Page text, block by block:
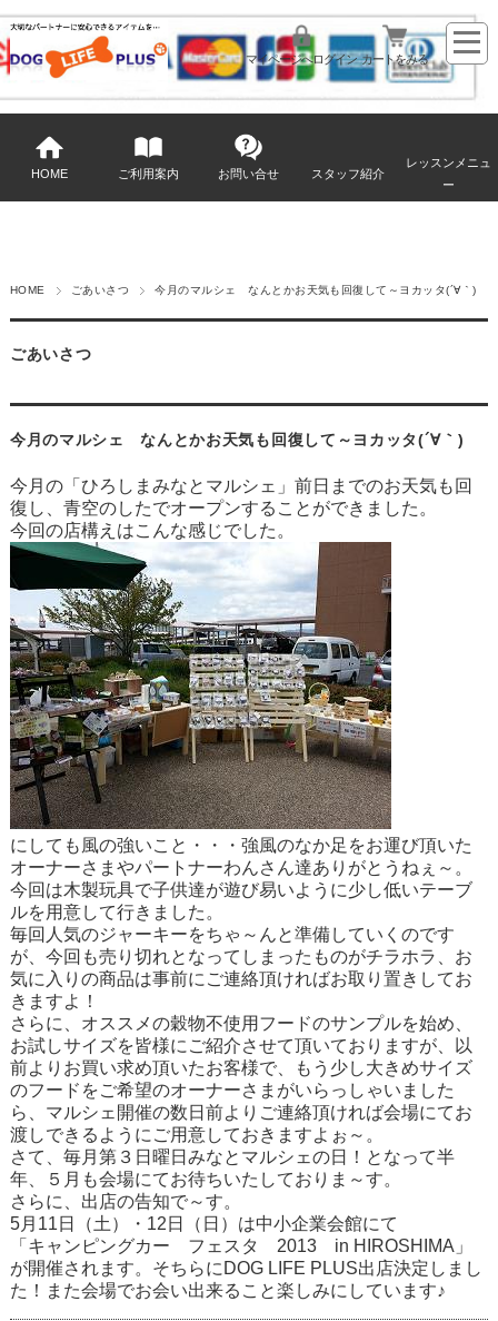
マイページへログイン カートをみる
HOME ご利用案内 お問い合せ スタッフ紹介
レッスンメニュ
ー
HOME ごあいさつ 今月のマルシェ なんとかお天気も回復して～ヨカッタ(´∀｀)
ごあいさつ
今月のマルシェ なんとかお天気も回復して～ヨカッタ(´∀｀)
今月の「ひろしまみなとマルシェ」 前日までのお天気も回
復し、青空のしたでオープンすることができました。
今回の店構えはこんな感じでした。
にしても風の強いこと・・・強風のなか足をお運び頂いた
オーナーさまやパートナーわんさん達ありがとうねぇ～。
今回は木製玩具で子供達が遊び易いように少し低いテーブ
ルを用意して行きました。
毎回人気のジャーキーをちゃ～んと準備していくのです
が、今回も売り切れとなってしまったものがチラホラ、お
気に入りの商品は事前にご連絡頂ければお取り置きしてお
きますよ！
さらに、オススメの穀物不使用フードのサンプルを始め、
お試しサイズを皆様にご紹介させて頂いておりますが、以
前よりお買い求め頂いたお客様で、もう少し大きめサイズ
のフードをご希望のオーナーさまがいらっしゃいました
ら、マルシェ開催の数日前よりご連絡頂ければ会場にてお
渡しできるようにご用意しておきますよぉ～。
さて、毎月第３日曜日みなとマルシェの日！となって半
年、５月も会場にてお待ちいたしておりま～す。
さらに、出店の告知で～す。
5月11日（土）・12日（日）は中小企業会館にて
「キャンピングカー フェスタ 2013 in HIROSHIMA」
が開催されます。そちらにDOG LIFE PLUS出店決定しまし
た！また会場でお会い出来ること楽しみにしています♪